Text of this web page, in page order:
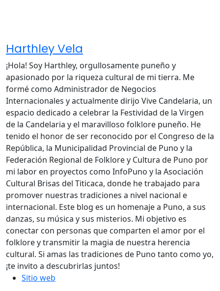
Harthley Vela
¡Hola! Soy Harthley, orgullosamente puneño y
apasionado por la riqueza cultural de mi tierra. Me
formé como Administrador de Negocios
Internacionales y actualmente dirijo Vive Candelaria, un
espacio dedicado a celebrar la Festividad de la Virgen
de la Candelaria y el maravilloso folklore puneño. He
tenido el honor de ser reconocido por el Congreso de la
República, la Municipalidad Provincial de Puno y la
Federación Regional de Folklore y Cultura de Puno por
mi labor en proyectos como InfoPuno y la Asociación
Cultural Brisas del Titicaca, donde he trabajado para
promover nuestras tradiciones a nivel nacional e
internacional. Este blog es un homenaje a Puno, a sus
danzas, su música y sus misterios. Mi objetivo es
conectar con personas que comparten el amor por el
folklore y transmitir la magia de nuestra herencia
cultural. Si amas las tradiciones de Puno tanto como yo,
¡te invito a descubrirlas juntos!
Sitio web